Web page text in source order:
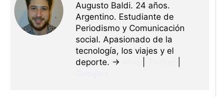
Augusto Baldi. 24 años.
Argentino. Estudiante de
Periodismo y Comunicación
social. Apasionado de la
tecnología, los viajes y el
deporte. →